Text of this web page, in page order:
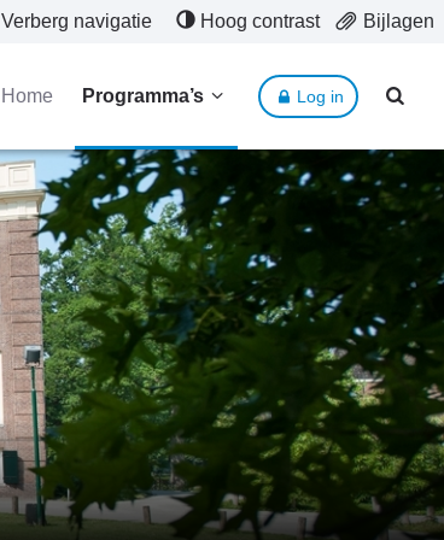
Verberg navigatie Hoog contrast Bijlagen
Home Programma’s Log in